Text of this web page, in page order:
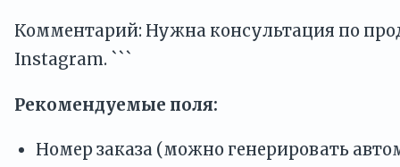
Комментарий: Нужна консультация по
Instagram. ```
Рекомендуемые поля:
Номер заказа (можно генерировать